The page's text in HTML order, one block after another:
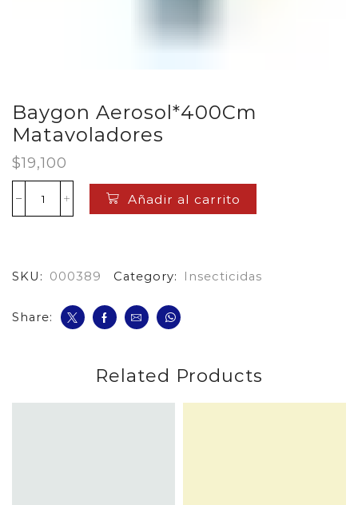
Baygon Aerosol*400Cm
Matavoladores
$19,100
Baygon
Aerosol*400Cm
Añadir al carrito
SKU: 000389 Category: Insecticidas
Share:
Related Products